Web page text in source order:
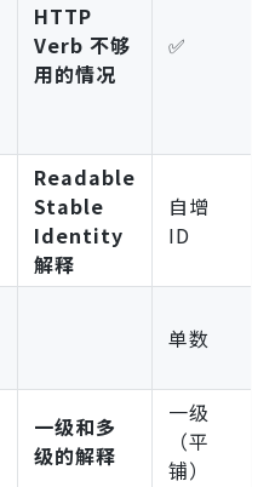
HTTP
Verb 不够
用的情况
✅
Readable
Stable
Identity
解释
自增
ID
单数
一级和多
级的解释
一级
（平
铺）